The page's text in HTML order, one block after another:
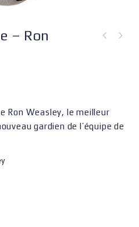
– Ron
Ron Weasley, le meilleur
gardien de l’équipe de